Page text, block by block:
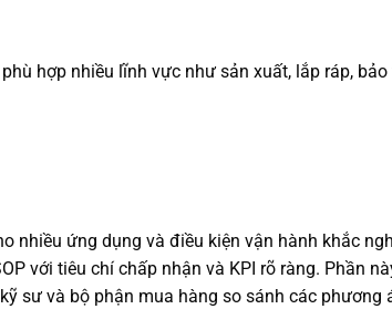
hợp nhiều lĩnh vực như sản xuất, lắp ráp,
ứng dụng và điều kiện vận hành khắc
với tiêu chí chấp nhận và KPI rõ ràng. Phần
sư và bộ phận mua hàng so sánh các phương